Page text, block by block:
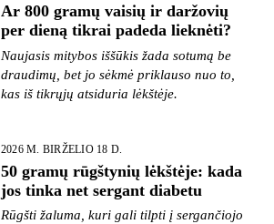
Ar 800 gramų vaisių ir daržovių
per dieną tikrai padeda lieknėti?
Naujasis mitybos iššūkis žada sotumą be
draudimų, bet jo sėkmė priklauso nuo to,
kas iš tikrųjų atsiduria lėkštėje.
2026 M. BIRŽELIO 18 D.
50 gramų rūgštynių lėkštėje: kada
jos tinka net sergant diabetu
Rūgšti žaluma, kuri gali tilpti į sergančiojo